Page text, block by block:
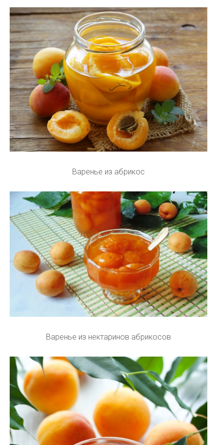
Варенье из абрикос
Варенье из нектаринов абрикосов